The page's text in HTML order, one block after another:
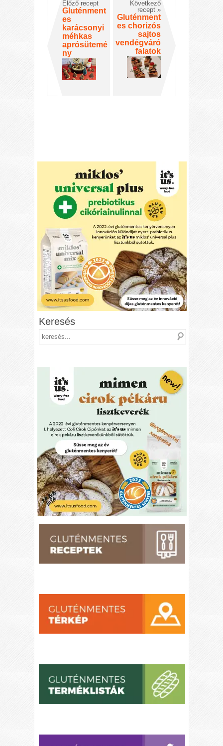
Előző recept
Gluténment
es
karácsonyi
méhkas
aprósütemé
ny
Következő
recept »
Gluténment
es chorizós
sajtos
vendégváró
falatok
Keresés